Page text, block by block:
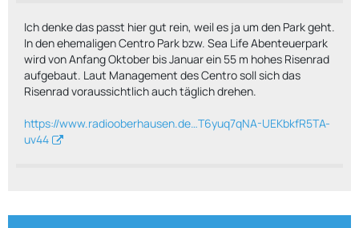
Ich denke das passt hier gut rein, weil es ja um den Park geht.
In den ehemaligen Centro Park bzw. Sea Life Abenteuerpark
wird von Anfang Oktober bis Januar ein 55 m hohes Risenrad
aufgebaut. Laut Management des Centro soll sich das
Risenrad voraussichtlich auch täglich drehen.
https://www.radiooberhausen.de…T6yuq7qNA-UEKbkfR5TA-
uv44